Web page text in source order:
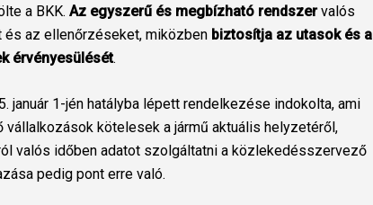
a BKK. Az egyszerű és megbízható rendszervalós
az ellenőrzéseket, miközben biztosítja az utasok és a
érvényesülését.
1-jén hatályba lépett rendelkezése indokolta, ami
kötelesek a jármű aktuális helyzetéről,
valós időben adatot szolgáltatni a közlekedésszervező
pedig pont erre való.